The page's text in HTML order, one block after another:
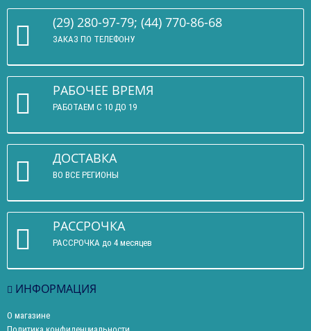
(29) 280-97-79; (44) 770-86-68
ЗАКАЗ ПО ТЕЛЕФОНУ
РАБОЧЕЕ ВРЕМЯ
РАБОТАЕМ С 10 ДО 19
ДОСТАВКА
ВО ВСЕ РЕГИОНЫ
РАССРОЧКА
РАССРОЧКА до 4 месяцев
ИНФОРМАЦИЯ
О магазине